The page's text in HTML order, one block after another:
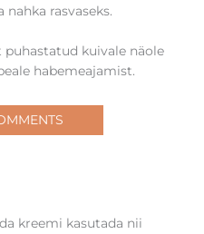
rasvaseks.
puhastatud kuivale näole
habemeajamist.
kreemi kasutada nii